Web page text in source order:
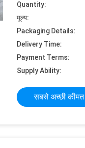
Quantity:
मूल्य:
Packaging Details:
Delivery Time:
Payment Terms:
Supply Ability:
सबसे अच्छी कीमत